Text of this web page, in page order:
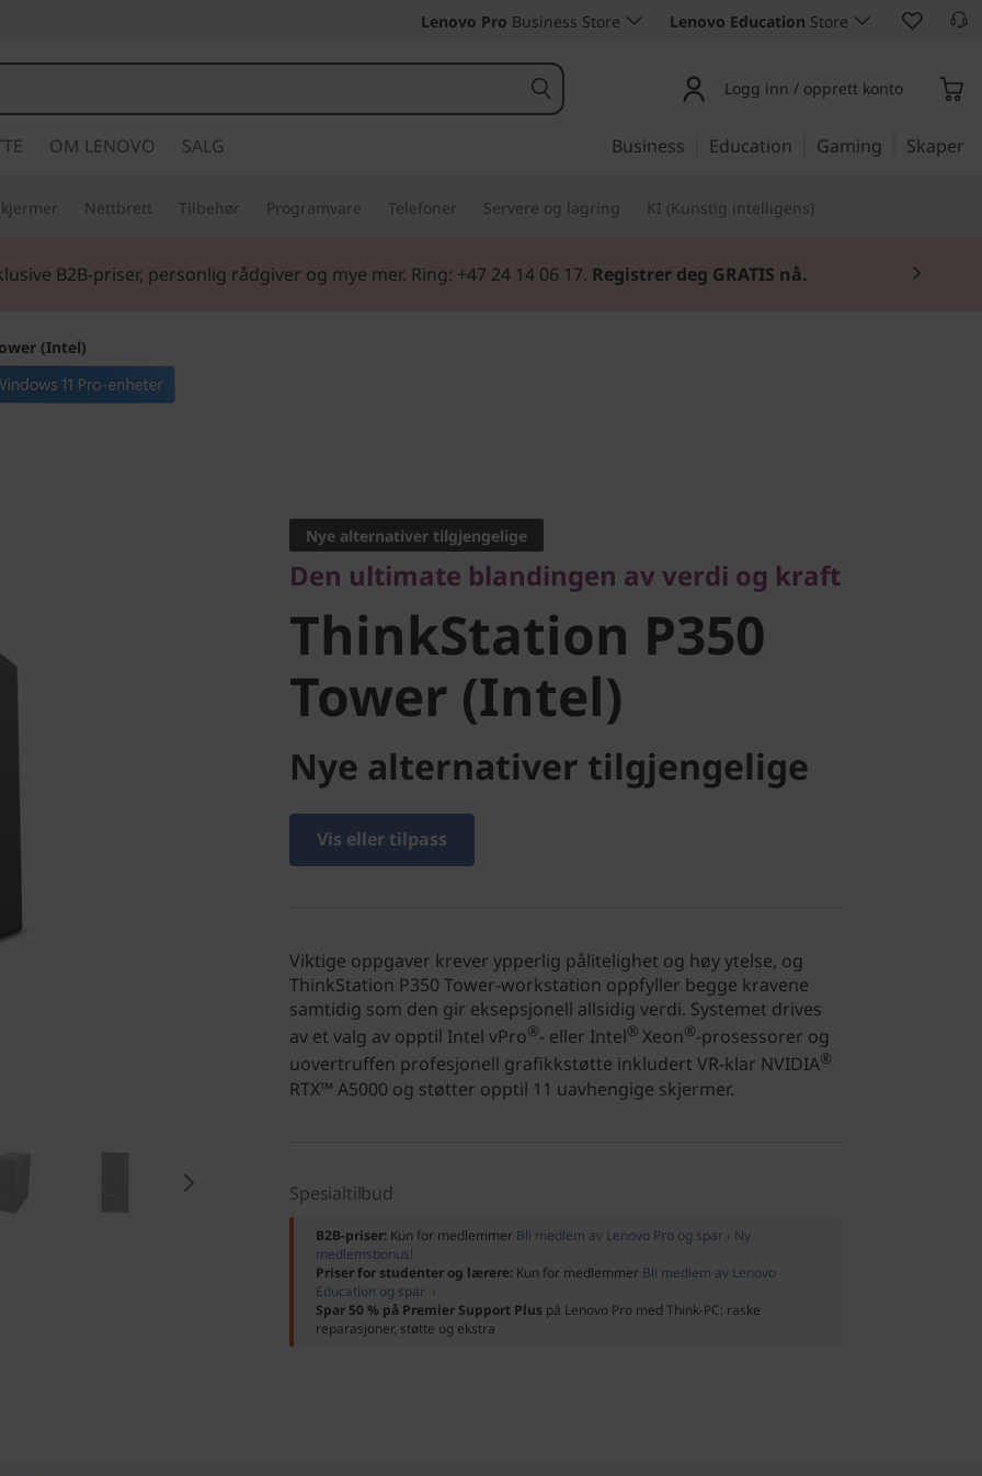
Lenovo Pro Business Store Lenovo Education Store
Logg inn / opprett konto
OM LENOVO SALG Business Education Gaming Skaper
Nettbrett Tilbehør Programvare Telefoner Servere og lagring KI (Kunstig intelligens)
B2B-priser, personlig rådgiver og mye mer. Ring: +47 24 14 06 17. Registrer deg GRATIS nå.
(Intel)
ThinkStation P350
Tower (Intel)
Nye alternativer tilgjengelige
Den ultimate blandingen av verdi og kraft
ThinkStation P350
Tower (Intel)
Nye alternativer tilgjengelige
Vis eller tilpass
Viktige oppgaver krever ypperlig pålitelighet og høy ytelse, og
ThinkStation P350 Tower-workstation oppfyller begge kravene
samtidig som den gir eksepsjonell allsidig verdi. Systemet drives
av et valg av opptil Intel vPro®- eller Intel® Xeon®-prosessorer og
uovertruffen profesjonell grafikkstøtte inkludert VR-klar NVIDIA®
RTX™ A5000 og støtter opptil 11 uavhengige skjermer.
Spesialtilbud
B2B-priser: Kun for medlemmer Bli medlem av Lenovo Pro og spar › Ny
medlemsbonus!
Priser for studenter og lærere: Kun for medlemmer Bli medlem av Lenovo
Education og spar ›
Spar 50 % på Premier Support Plus på Lenovo Pro med Think-PC: raske
reparasjoner, støtte og ekstra